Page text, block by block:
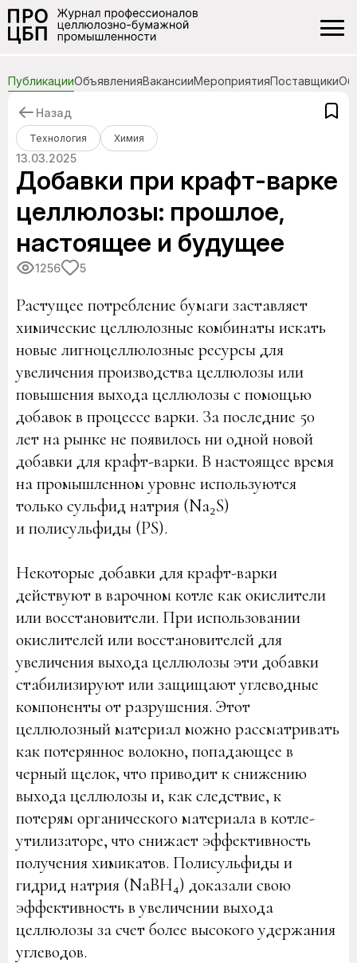
ПубликацииОбъявленияВакансииМероприятияПоставщики
Технология Химия
Назад
13.03.2025
Добавки при крафт-варке
целлюлозы: прошлое,
настоящее и будущее
1256 5
Растущее потребление бумаги заставляет
химические целлюлозные комбинаты искать
новые лигноцеллюлозные ресурсы для
увеличения производства целлюлозы или
повышения выхода целлюлозы с помощью
добавок в процессе варки. За последние 50
лет на рынке не появилось ни одной новой
добавки для крафт-варки. В настоящее время
на промышленном уровне используются
только сульфид натрия (Na₂S)
и полисульфиды (PS).
Некоторые добавки для крафт-варки
действуют в варочном котле как окислители
или восстановители. При использовании
окислителей или восстановителей для
увеличения выхода целлюлозы эти добавки
стабилизируют или защищают углеводные
компоненты от разрушения. Этот
целлюлозный материал можно рассматривать
как потерянное волокно, попадающее в
черный щелок, что приводит к снижению
выхода целлюлозы и, как следствие, к
потерям органического материала в котле-
утилизаторе, что снижает эффективность
получения химикатов. Полисульфиды и
гидрид натрия (NaBH₄) доказали свою
эффективность в увеличении выхода
целлюлозы за счет более высокого удержания
углеводов.